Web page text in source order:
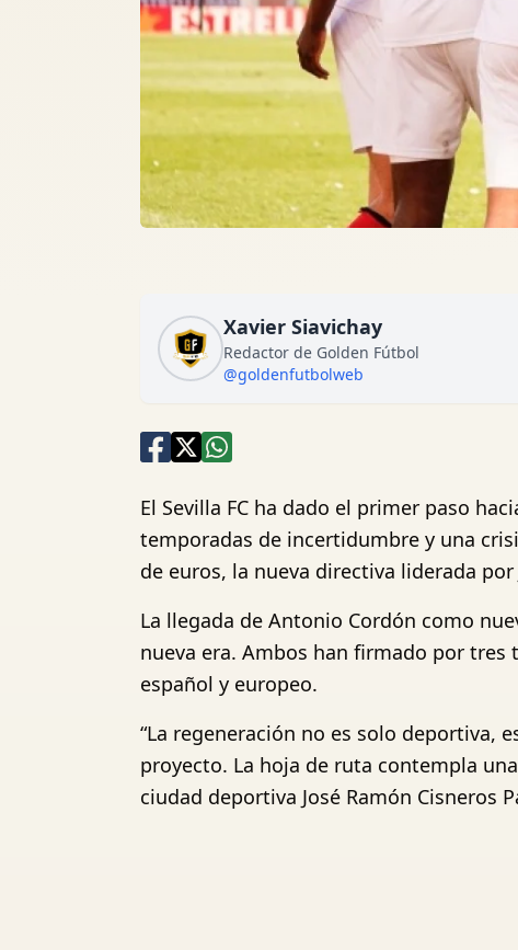
Xavier Siavichay
Redactor de Golden Fútbol
@goldenfutbolweb
El Sevilla FC ha dado el primer paso
temporadas de incertidumbre y una
de euros, la nueva directiva liderada
La llegada de Antonio Cordón como
nueva era. Ambos han firmado por
español y europeo.
“La regeneración no es solo deportiva,
proyecto. La hoja de ruta contempla
ciudad deportiva José Ramón Cisneros